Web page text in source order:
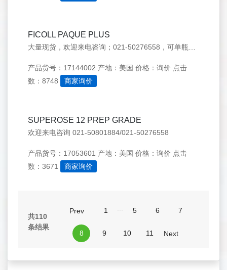
FICOLL PAQUE PLUS
产品货号：17144002 产地：美国 价格：询价 点击
数：8748
商家询价
SUPEROSE 12 PREP GRADE
欢迎来电咨询 021-50801884/021-50276558
产品货号：17053601 产地：美国 价格：询价 点击
数：3671
商家询价
共110
条结果
Prev 1 5 6 7
8 9 10 11 Next